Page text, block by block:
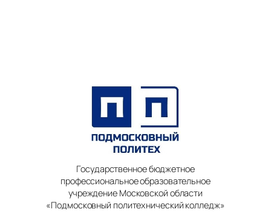
Государственное бюджетное
профессиональное образовательное
учреждение Московской области
«Подмосковный политехнический колледж»